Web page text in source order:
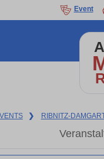
Event
❯ RIBNITZ-